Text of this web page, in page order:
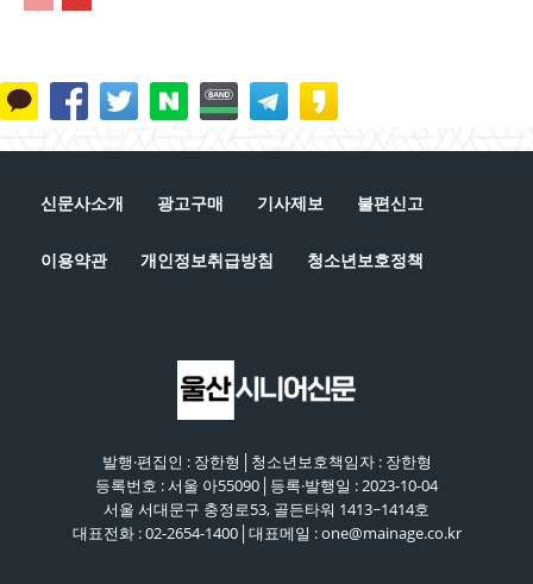
신문사소개 광고구매 기사제보 불편신고
이용약관 개인정보취급방침 청소년보호정책
발행·편집인 : 장한형│청소년보호책임자 : 장한형
등록번호 : 서울 아55090│등록·발행일 : 2023-10-04
서울 서대문구 충정로53, 골든타워 1413~1414호
대표전화 : 02-2654-1400│대표메일 : one@mainage.co.kr